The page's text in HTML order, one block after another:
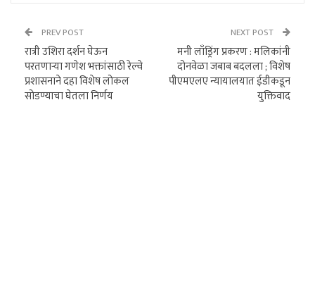
PREV POST
रात्री उशिरा दर्शन घेऊन
परतणाऱ्या गणेश भक्तांसाठी रेल्वे
प्रशासनाने दहा विशेष लोकल
सोडण्याचा घेतला निर्णय
NEXT POST
मनी लाँड्रिंग प्रकरण : मलिकांनी
दोनवेळा जबाब बदलला ; विशेष
पीएमएलए न्यायालयात ईडीकडून
युक्तिवाद